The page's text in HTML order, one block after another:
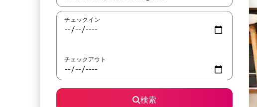
チェックイン
チェックアウト
検索